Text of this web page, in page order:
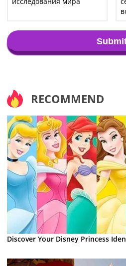
RECOMMEND
Discover Your Disney Princess